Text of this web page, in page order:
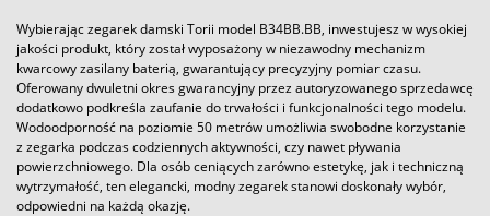
Wybierając zegarek damski Torii model B34BB.BB, inwestujesz w wysokiej
jakości produkt, który został wyposażony w niezawodny mechanizm
kwarcowy zasilany baterią, gwarantujący precyzyjny pomiar czasu.
Oferowany dwuletni okres gwarancyjny przez autoryzowanego sprzedawcę
dodatkowo podkreśla zaufanie do trwałości i funkcjonalności tego modelu.
Wodoodporność na poziomie 50 metrów umożliwia swobodne korzystanie
z zegarka podczas codziennych aktywności, czy nawet pływania
powierzchniowego. Dla osób ceniących zarówno estetykę, jak i techniczną
wytrzymałość, ten elegancki, modny zegarek stanowi doskonały wybór,
odpowiedni na każdą okazję.